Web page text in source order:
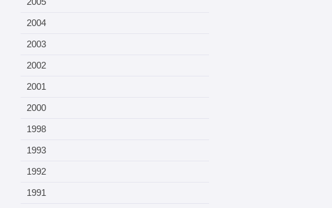
2004
2003
2002
2001
2000
1998
1993
1992
1991